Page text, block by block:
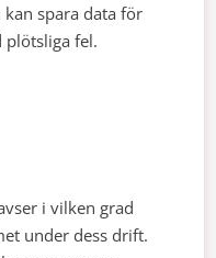
spara data för
fel.
i vilken grad
under dess drift.